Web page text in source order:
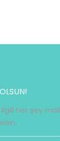
her şey mail